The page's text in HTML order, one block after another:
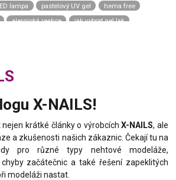
lampa pastelový UV gel
hema free
alergická reakce
jak vybrat gel lak
neptune
uv gel top coat
p-shine
vyživující lak na nehty
repair care gel
green spa
vitamin bomb
zničené nehty
na nehty tenké nehty
thermo gel lak
X-NAILS!
krátké články o výrobcíchX-NAILS, ale
a zkušenosti našich zákaznic. Čekají tu na
pro různé typy nehtové modeláže,
začátečnic a také řešení zapeklitých
modeláži nastat.